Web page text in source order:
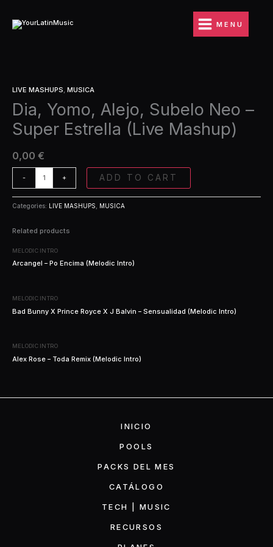
contenido
MENU
LIVE MASHUPS, MUSICA
Dia, Yomo, Alejo, Subelo Neo –
Super Estrella (Live Mashup)
0,00 €
-
Yomo,
Alejo,
Subelo
Neo
Super
(Live
Mashup)
+ ADD TO CART
Categories: LIVE MASHUPS MUSICA
Related products
MELODIC INTRO
Arcangel – Po Encima (Melodic Intro)
MELODIC INTRO
Bad Bunny X Prince Royce X J Balvin – Sensualidad (Melodic Intro)
MELODIC INTRO
Alex Rose – Toda Remix (Melodic Intro)
INICIO
POOLS
PACKS DEL MES
CATÁLOGO
TECH | MUSIC
RECURSOS
Neo
-
quantity